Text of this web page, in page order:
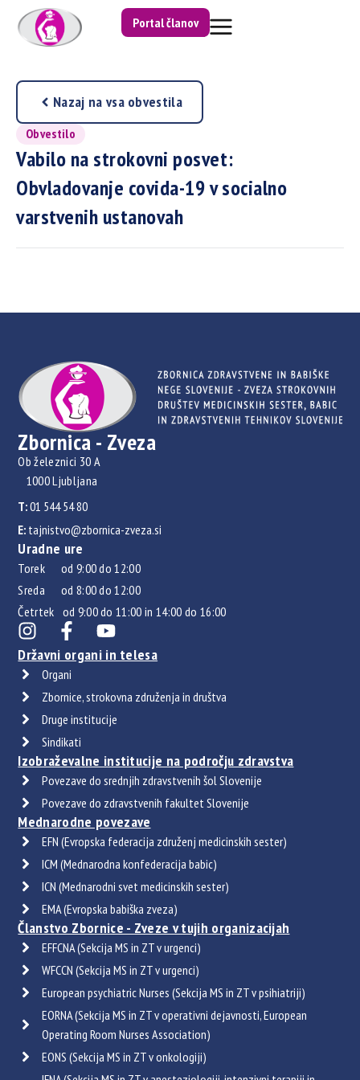
Portal članov
Nazaj na vsa obvestila
Obvestilo
Vabilo na strokovni posvet:
Obvladovanje covida-19 v socialno
varstvenih ustanovah
Zbornica - Zveza
Ob železnici 30 A
1000 Ljubljana
T:01 544 54 80
E: tajnistvo@zbornica-zveza.si
Uradne ure
Torek od 9:00 do 12:00
Sreda od 8:00 do 12:00
Četrtek od 9:00 do 11:00 in 14:00 do 16:00
Državni organi in telesa
Organi
Zbornice, strokovna združenja in društva
Druge institucije
Sindikati
Izobraževalne institucije na področju zdravstva
Povezave do srednjih zdravstvenih šol Slovenije
Povezave do zdravstvenih fakultet Slovenije
Mednarodne povezave
EFN (Evropska federacija združenj medicinskih sester)
ICM (Mednarodna konfederacija babic)
ICN (Mednarodni svet medicinskih sester)
EMA (Evropska babiška zveza)
Članstvo Zbornice - Zveze v tujih organizacijah
EFFCNA (Sekcija MS in ZT v urgenci)
WFCCN (Sekcija MS in ZT v urgenci)
European psychiatric Nurses (Sekcija MS in ZT v psihiatriji)
EORNA (Sekcija MS in ZT v operativni dejavnosti, European
Operating Room Nurses Association)
EONS (Sekcija MS in ZT v onkologiji)